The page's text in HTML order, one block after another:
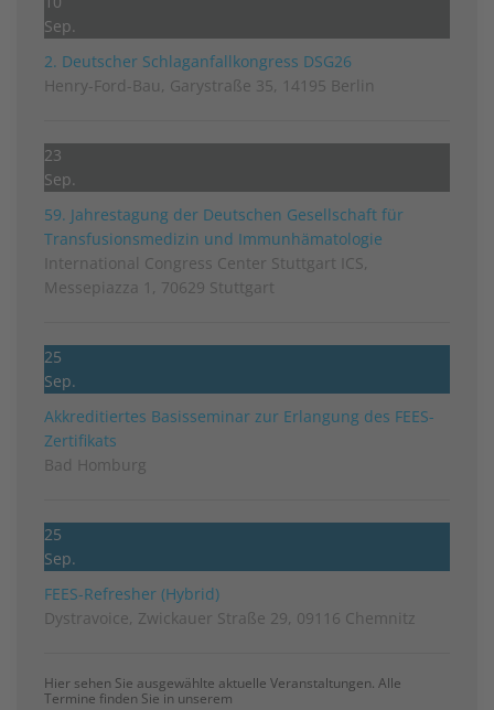
Sep.
2. Deutscher Schlag­anfall­kongress DSG26
Henry-Ford-Bau, Garystraße 35, 14195 Berlin
23
Sep.
59. Jahrestagung der Deutschen Gesellschaft für
Transfusionsmedizin und Immunhämatologie
International Congress Center Stuttgart ICS,
Messepiazza 1, 70629 Stuttgart
25
Sep.
Akkreditiertes Basisseminar zur Erlangung des FEES-
Zertifikats
Bad Homburg
25
Sep.
FEES-Refresher (Hybrid)
Dystravoice, Zwickauer Straße 29, 09116 Chemnitz
Hier sehen Sie ausgewählte aktuelle Veranstaltungen. Alle
Termine finden Sie in unserem